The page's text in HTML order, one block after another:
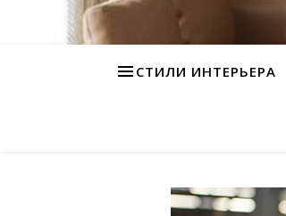
СТИЛИ ИНТЕРЬЕРА